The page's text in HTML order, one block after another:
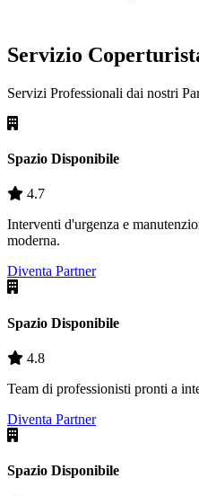
Servizio
Servizi Professionali dai nostri
Spazio Disponibile
4.7
Interventi d'urgenza e
moderna.
Diventa Partner
Spazio Disponibile
4.8
Team di professionisti pronti a
Diventa Partner
Spazio Disponibile